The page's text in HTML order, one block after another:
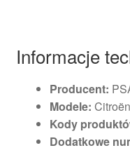
Informacje
Producent:
Modele:
Kody
Dodatkowe